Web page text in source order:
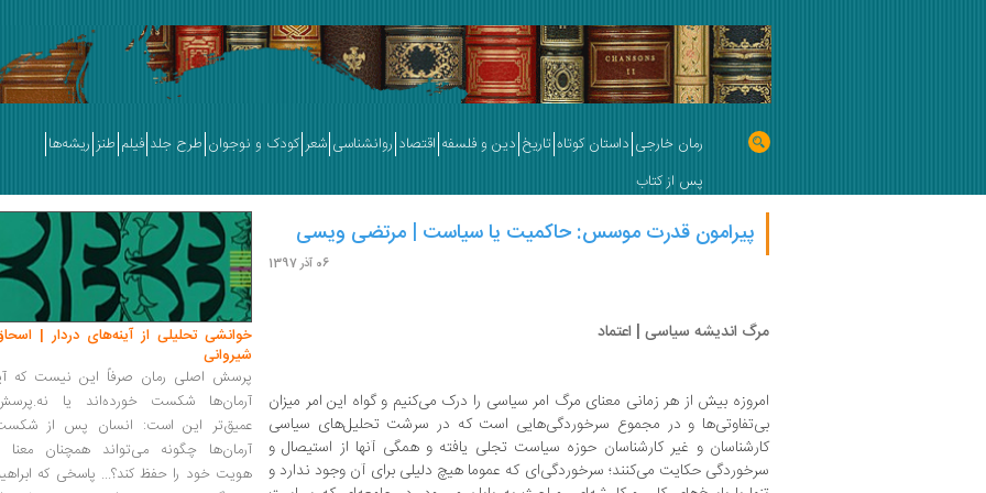
رمان خارجی داستان کوتاه تاریخ دین و فلسفه اقتصاد روانشناسی شعر کودک و نوجوان طرح جلد فیلم طنز ریشه‌ها
پس از کتاب
پیرامون قدرت موسس: حاکمیت یا سیاست | مرتضی ویسی
06 آذر 1397
مرگ اندیشه سیاسی | اعتماد
امروزه بیش از هر زمانی معنای مرگ امر سیاسی را درک می‌کنیم و گواه این امر میزان
بی‌تفاوتی‌ها و در مجموع سرخوردگی‌هایی است که در سرشت تحلیل‌های سیاسی
کارشناسان و غیر کارشناسان حوزه سیاست تجلی یافته و همگی آنها از استیصال و
سرخوردگی حکایت می‌کنند؛ سرخوردگی‌ای که عموما هیچ دلیلی برای آن وجود ندارد و
خوانشی تحلیلی از آینه‌های دردار |
شیروانی
پرسش اصلی رمان صرفاً این نیست که
آرمان‌ها شکست خورده‌اند یا
عمیق‌تر این است: انسان پس از
آرمان‌ها چگونه می‌تواند همچنان معنا
هویت خود را حفظ کند؟... پاسخی که